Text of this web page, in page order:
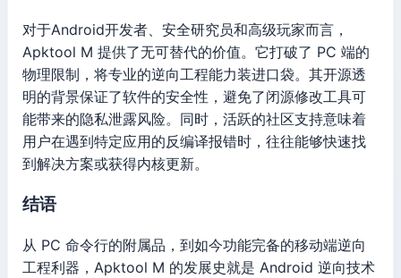
对于Android开发者、安全研究员和高级玩家而言，
Apktool M 提供了无可替代的价值。它打破了 PC 端的
物理限制，将专业的逆向工程能力装进口袋。其开源透
明的背景保证了软件的安全性，避免了闭源修改工具可
能带来的隐私泄露风险。同时，活跃的社区支持意味着
用户在遇到特定应用的反编译报错时，往往能够快速找
到解决方案或获得内核更新。
结语
从 PC 命令行的附属品，到如今功能完备的移动端逆向
工程利器，Apktool M 的发展史就是 Android 逆向技术